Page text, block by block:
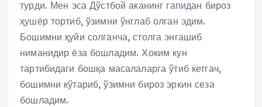
турди. Мен эса Дўстбой аканинг гапидан бироз
ҳушёр тортиб, ўзимни ўнглаб олган эдим.
Бошимни қуйи солганча, столга энгашиб
ниманидир ёза бошладим. Хоким кун
тартибидаги бошқа масалаларга ўтиб кетгач,
бошимни кўтариб, ўзимни бироз эркин сеза
бошладим.